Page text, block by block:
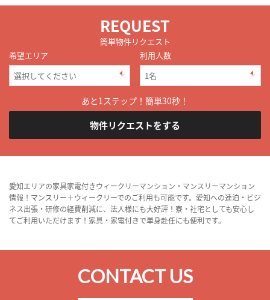
REQUEST
簡単物件リクエスト
希望エリア
利用人数
あと1ステップ！簡単30秒！
物件リクエストをする
愛知エリアの家具家電付きウィークリーマンション・マンスリーマンション
情報！マンスリー＋ウィークリーでのご利用も可能です。愛知への連泊・ビジ
ネス出張・研修の経費削減に、法人様にも大好評！寮・社宅としても安心し
てご利用いただけます！家具・家電付きで単身赴任にも便利です。
CONTACT US